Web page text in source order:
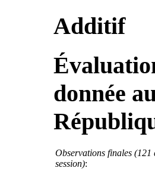
Additif
donnée
Observations finales (121
session):